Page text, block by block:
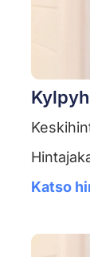
Katso